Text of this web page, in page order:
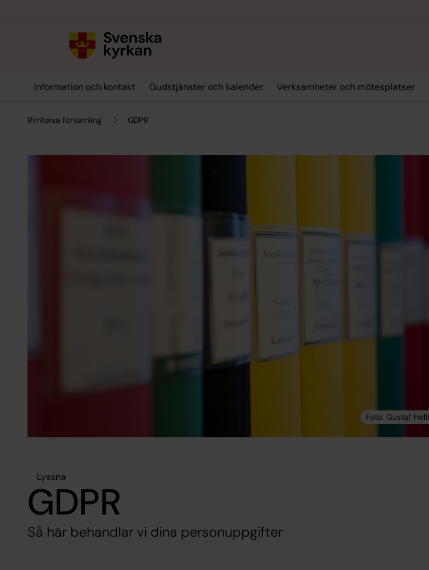
Information och kontakt Gudstjänster och kalender Verksamheter och mötesplatser
Rimforsa församling GDPR
Lyssna
GDPR
Så här behandlar vi dina personuppgifter